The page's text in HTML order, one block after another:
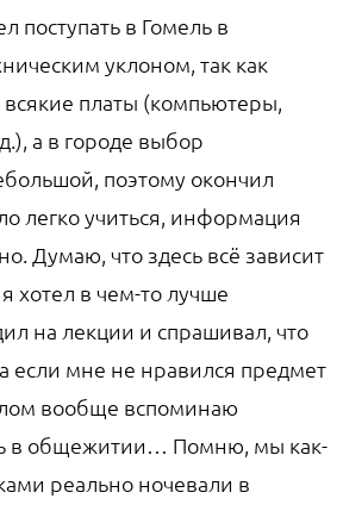
поступать в Гомель в
уклоном, так как
платы (компьютеры,
а в городе выбор
поэтому окончил
легко учиться, информация
Думаю, что здесь всё зависит
хотел в чем-то лучше
на лекции и спрашивал, что
если мне не нравился предмет
вообще вспоминаю
в общежитии… Помню, мы как-
реально ночевали в